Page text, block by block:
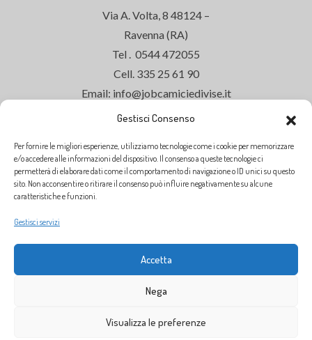
Gestisci Consenso
Per fornire le migliori esperienze, utilizziamo tecnologie come i cookie per memorizzare
e/o accedere alle informazioni del dispositivo. Il consenso a queste tecnologie ci
permetterà di elaborare dati come il comportamento di navigazione o ID unici su questo
sito. Non acconsentire o ritirare il consenso può influire negativamente su alcune
caratteristiche e funzioni.
Gestisci servizi
Accetta
Nega
Visualizza le preferenze
Via A. Volta, 8 48124 –
Ravenna (RA)
Tel . 0544 472055
Cell. 335 25 61 90
Email: info@jobcamiciedivise.it
ORARI DI APERTURA
Siamo aperti dalLunedì al Venerdìdalle
SABATO CHIUSO